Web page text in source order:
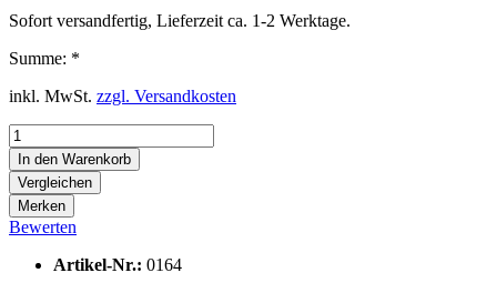
Sofort versandfertig, Lieferzeit ca. 1-2 Werktage.
Summe: *
inkl. MwSt. zzgl. Versandkosten
In den Warenkorb
Vergleichen
Merken
Bewerten
Artikel-Nr.: 0164